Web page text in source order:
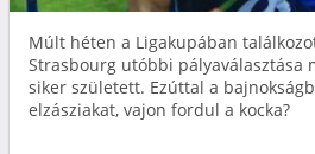
Múlt héten a Ligakupában
Strasbourg utóbbi pályaválasztása
siker született. Ezúttal a
elzásziakat, vajon fordul a kocka?